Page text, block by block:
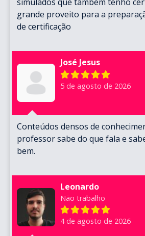
grande proveito para a
de certificação
José Jesus
5 de agosto de 2026
Conteúdos densos de
professor sabe do que fala e
bem.
Leonardo
Não trabalho
4 de agosto de 2026